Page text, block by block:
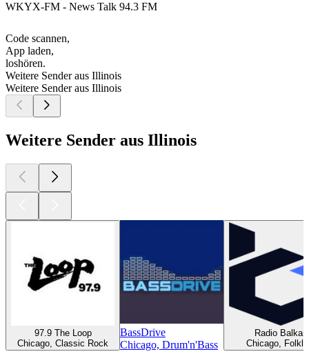
WKYX-FM - News Talk 94.3 FM
Code scannen,
App laden,
loshören.
Weitere Sender aus Illinois
Weitere Sender aus Illinois
Weitere Sender aus Illinois
97.9 The Loop
Chicago, Classic Rock
BassDrive
Chicago, Drum'n'Bass
Radio Balkan
Chicago,